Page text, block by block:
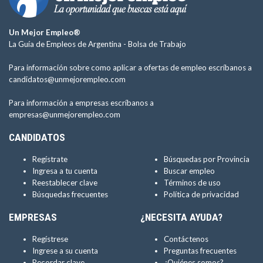
Un Mejor Empleo®
La Guía de Empleos de Argentina - Bolsa de Trabajo
Para información sobre como aplicar a ofertas de empleo escríbanos a
candidatos@unmejorempleo.com
Para información a empresas escríbanos a
empresas@unmejorempleo.com
CANDIDATOS
Regístrate
Ingresa a tu cuenta
Reestablecer clave
Búsquedas frecuentes
Búsquedas por Provincia
Buscar empleo
Términos de uso
Política de privacidad
EMPRESAS
Regístrese
Ingrese a su cuenta
¿NECESITA AYUDA?
Contáctenos
Preguntas frecuentes